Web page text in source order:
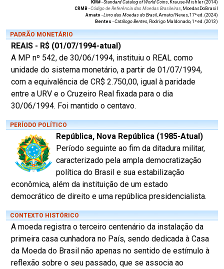
KM#-Standard Catalog of World Coins , Krause-Mishler (2014)
CRMB -Código de Referência das Moedas Brasileiras , MoedasDoBrasil
Amato -Livro das Moedas do Brasil , Amato/Neves, 17ª ed. (2024)
Bentes -Catálogo Bentes , Rodrigo Maldonado, 1ª ed. (2013)
PADRÃO MONETÁRIO
REAIS - R$ (01/07/1994-atual)
A MP nº 542, de 30/06/1994, instituiu o REAL como
unidade do sistema monetário, a partir de 01/07/1994,
com a equivalência de CR$ 2.750,00, igual à paridade
entre a URV e o Cruzeiro Real fixada para o dia
30/06/1994. Foi mantido o centavo.
PERÍODO POLÍTICO
República, Nova República (1985-Atual)
Período seguinte ao fim da ditadura militar,
caracterizado pela ampla democratização
política do Brasil e sua estabilização
econômica, além da instituição de um estado
democrático de direito e uma república presidencialista.
CONTEXTO HISTÓRICO
A moeda registra o terceiro centenário da instalação da
primeira casa cunhadora no País, sendo dedicada à Casa
da Moeda do Brasil não apenas no sentido de estímulo à
reflexão sobre o seu passado, que se associa ao